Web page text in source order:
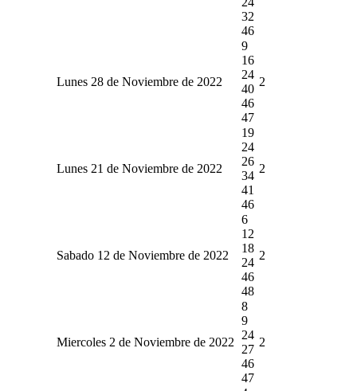
32
46
Lunes 28 de Noviembre de 2022
9
16
24
40
46
47
2
Lunes 21 de Noviembre de 2022
19
24
26
34
41
46
2
Sabado 12 de Noviembre de 2022
6
12
18
24
46
48
2
Miercoles 2 de Noviembre de 2022
8
9
24
27
46
47
2